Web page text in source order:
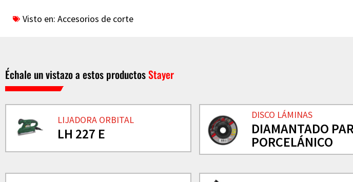
Visto en: Accesorios de corte
Échale un vistazo a estos productosStayer
LIJADORA ORBITAL
LH 227 E
DISCO LÁMINAS
DIAMANTADO
PORCELÁNICO